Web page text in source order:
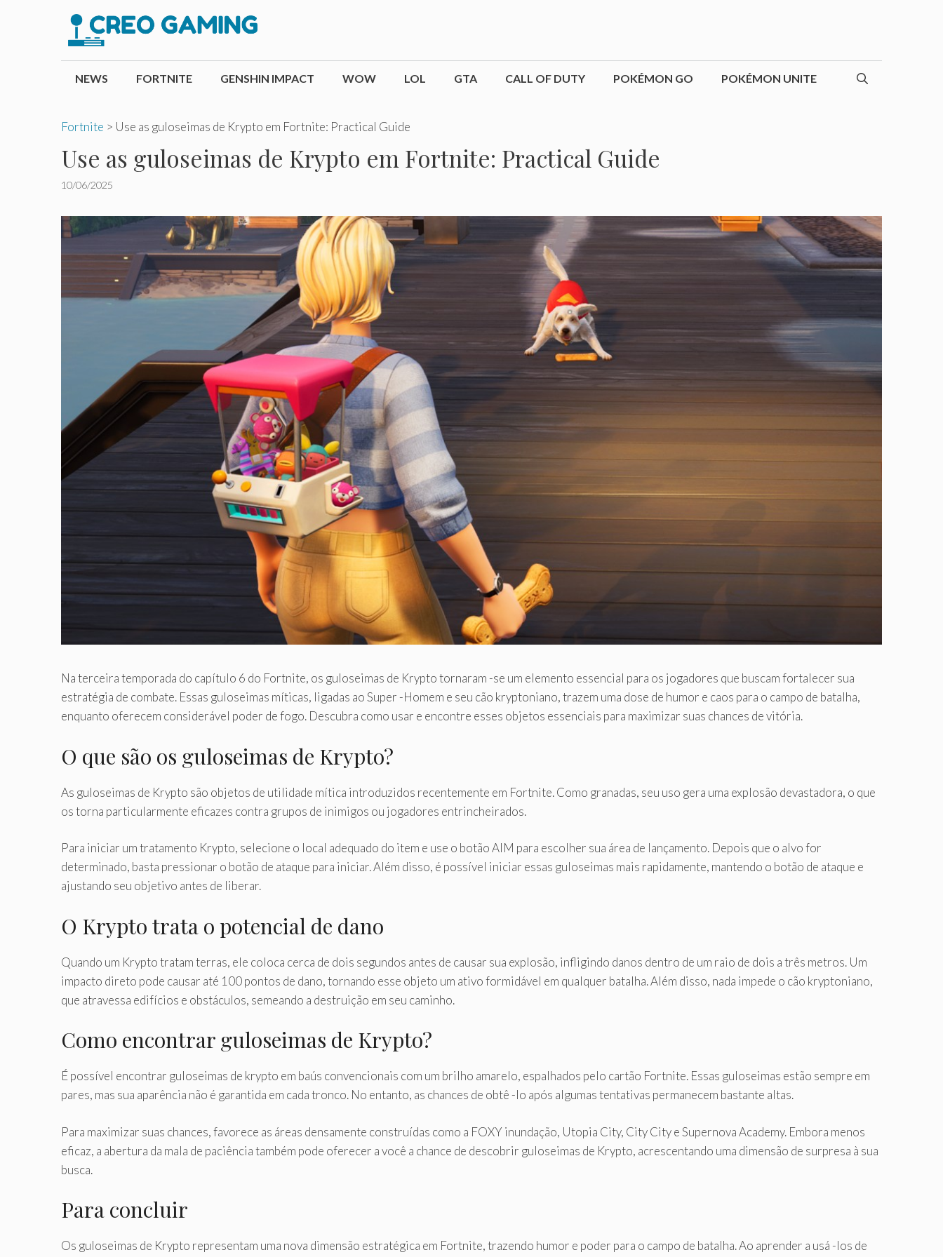
conteúdo
NEWS FORTNITE GENSHIN IMPACT WOW LOL GTA CALL OF DUTY POKÉMON GO POKÉMON UNITE
Fortnite > Use as guloseimas de Krypto em Fortnite: Practical Guide
Use as guloseimas de Krypto em Fortnite: Practical Guide
10/06/2025
Na terceira temporada do capítulo 6 do Fortnite, os guloseimas de Krypto tornaram -se um elemento essencial para os jogadores que buscam fortalecer sua
estratégia de combate. Essas guloseimas míticas, ligadas ao Super -Homem e seu cão kryptoniano, trazem uma dose de humor e caos para o campo de batalha,
enquanto oferecem considerável poder de fogo. Descubra como usar e encontre esses objetos essenciais para maximizar suas chances de vitória.
O que são os guloseimas de Krypto?
As guloseimas de Krypto são objetos de utilidade mítica introduzidos recentemente em Fortnite. Como granadas, seu uso gera uma explosão devastadora, o que
os torna particularmente eficazes contra grupos de inimigos ou jogadores entrincheirados.
Para iniciar um tratamento Krypto, selecione o local adequado do item e use o botão AIM para escolher sua área de lançamento. Depois que o alvo for
determinado, basta pressionar o botão de ataque para iniciar. Além disso, é possível iniciar essas guloseimas mais rapidamente, mantendo o botão de ataque e
ajustando seu objetivo antes de liberar.
O Krypto trata o potencial de dano
Quando um Krypto tratam terras, ele coloca cerca de dois segundos antes de causar sua explosão, infligindo danos dentro de um raio de dois a três metros. Um
impacto direto pode causar até 100 pontos de dano, tornando esse objeto um ativo formidável em qualquer batalha. Além disso, nada impede o cão kryptoniano,
que atravessa edifícios e obstáculos, semeando a destruição em seu caminho.
Como encontrar guloseimas de Krypto?
É possível encontrar guloseimas de krypto em baús convencionais com um brilho amarelo, espalhados pelo cartão Fortnite. Essas guloseimas estão sempre em
pares, mas sua aparência não é garantida em cada tronco. No entanto, as chances de obtê -lo após algumas tentativas permanecem bastante altas.
Para maximizar suas chances, favorece as áreas densamente construídas como a FOXY inundação, Utopia City, City City e Supernova Academy. Embora menos
eficaz, a abertura da mala de paciência também pode oferecer a você a chance de descobrir guloseimas de Krypto, acrescentando uma dimensão de surpresa à sua
busca.
Para concluir
Os guloseimas de Krypto representam uma nova dimensão estratégica em Fortnite, trazendo humor e poder para o campo de batalha. Ao aprender a usá -los de